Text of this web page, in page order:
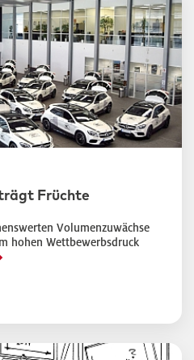
Früchte
Volumenzuwächse
hohen Wettbewerbsdruck